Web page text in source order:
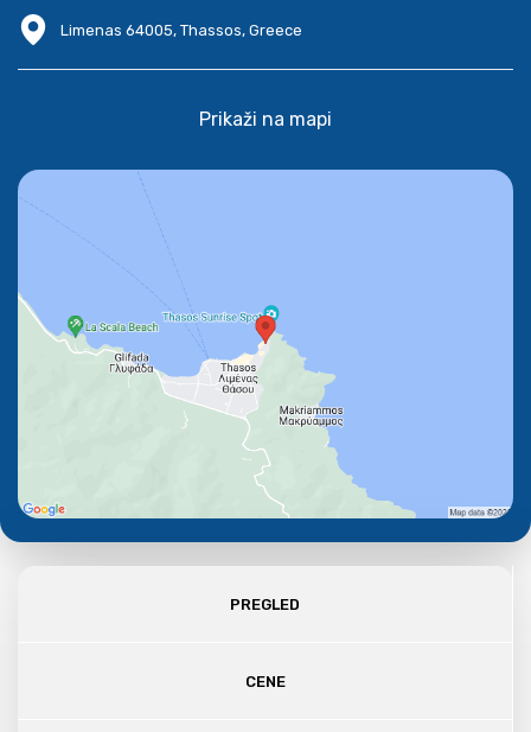
Limenas 64005, Thassos, Greece
Prikaži na mapi
PREGLED
CENE